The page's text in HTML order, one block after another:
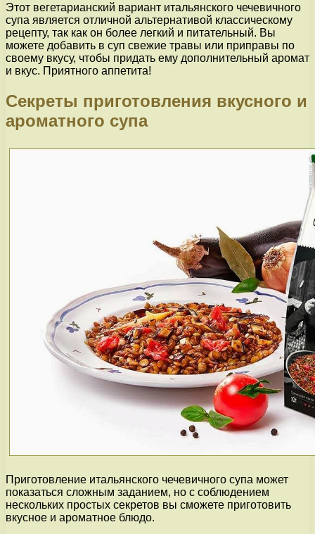
Этот вегетарианский вариант итальянского чечевичного
супа является отличной альтернативой классическому
рецепту, так как он более легкий и питательный. Вы
можете добавить в суп свежие травы или приправы по
своему вкусу, чтобы придать ему дополнительный аромат
и вкус. Приятного аппетита!
Секреты приготовления вкусного и
ароматного супа
Приготовление итальянского чечевичного супа может
показаться сложным заданием, но с соблюдением
нескольких простых секретов вы сможете приготовить
вкусное и ароматное блюдо.